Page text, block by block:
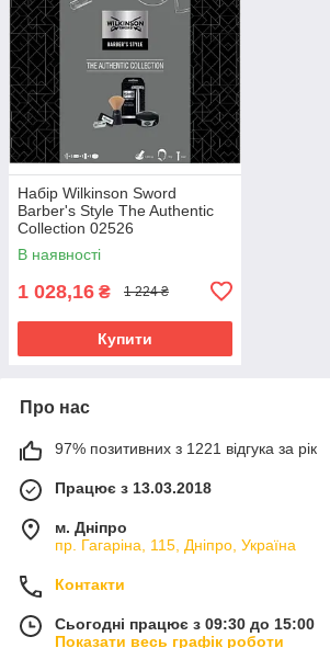
Набір Wilkinson Sword
Barber's Style The Authentic
Collection 02526
В наявності
1 028,16 ₴ 1 224 ₴
Купити
Про нас
97% позитивних з 1221 відгука за рік
Працює з 13.03.2018
м. Дніпро
пр. Гагаріна, 115, Дніпро, Україна
Контакти
Сьогодні працює з 09:30 до 15:00
Показати весь графік роботи